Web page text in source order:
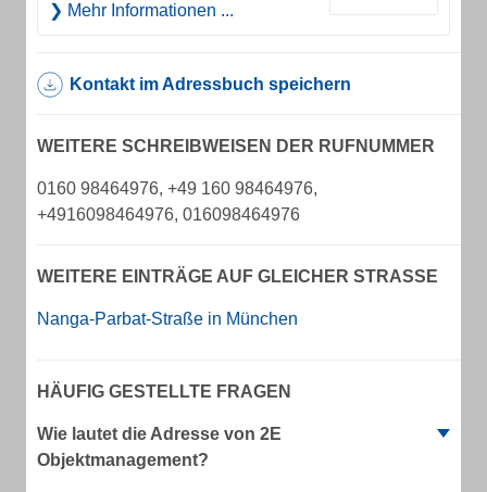
Mehr Informationen ...
Kontakt im Adressbuch speichern
WEITERE SCHREIBWEISEN DER RUFNUMMER
0160 98464976, +49 160 98464976,
+4916098464976, 016098464976
WEITERE EINTRÄGE AUF GLEICHER STRASSE
Nanga-Parbat-Straße in München
HÄUFIG GESTELLTE FRAGEN
Wie lautet die Adresse von 2E
Objektmanagement?